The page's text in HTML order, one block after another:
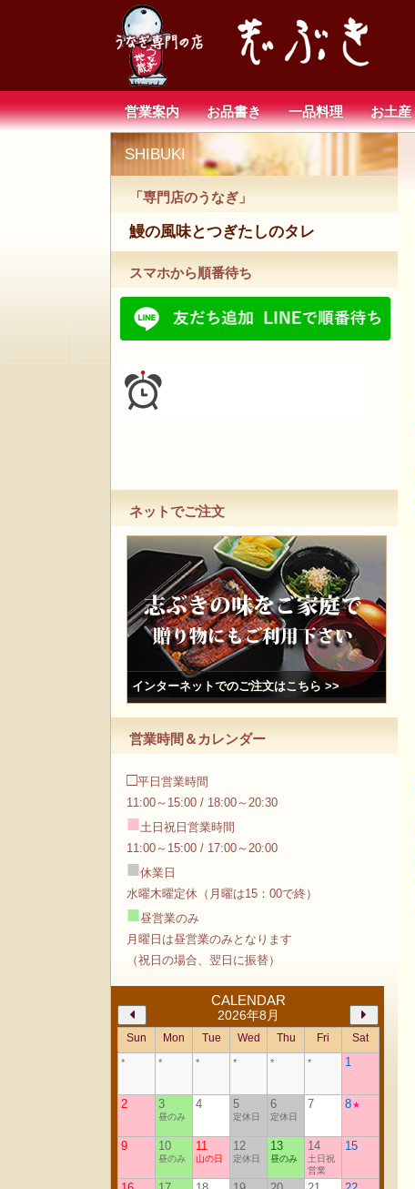
営業案内 お品書き 一品料理 お土産
SHIBUKI
「専門店のうなぎ」
鰻の風味とつぎたしのタレ
スマホから順番待ち
ネットでご注文
インターネットでのご注文はこちら >>
営業時間＆カレンダー
□平日営業時間
11:00～15:00 / 18:00～20:30
■土日祝日営業時間
11:00～15:00 / 17:00～20:00
■休業日
水曜木曜定休（月曜は15：00で終）
■昼営業のみ
月曜日は昼営業のみとなります
（祝日の場合、翌日に振替）